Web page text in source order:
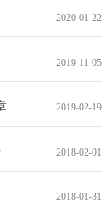
2020-01-22
2019-11-05
2019-02-19
2018-02-01
2018-01-31